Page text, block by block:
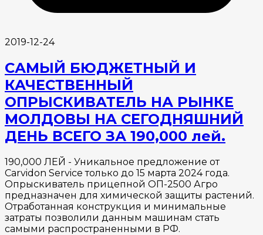
2019-12-24
САМЫЙ БЮДЖЕТНЫЙ И
КАЧЕСТВЕННЫЙ
ОПРЫСКИВАТЕЛЬ НА РЫНКЕ
МОЛДОВЫ НА СЕГОДНЯШНИЙ
ДЕНЬ ВСЕГО ЗА 190,000 лей.
190,000 ЛЕЙ - Уникальное предложение от
Carvidon Service только до 15 марта 2024 года.
Опрыскиватель прицепной ОП-2500 Агро
предназначен для химической защиты растений.
Отработанная конструкция и минимальные
затраты позволили данным машинам стать
самыми распространенными в РФ.